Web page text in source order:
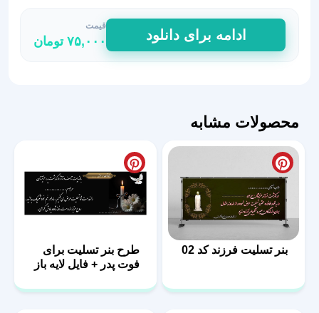
بنر
تسلیت
لایه
طرح
ناکام
عدد
ادامه برای دانلود
قیمت
۷۵,۰۰۰ تومان
محصولات مشابه
بنر تسلیت فرزند کد 02
طرح بنر تسلیت برای
فوت پدر + فایل لایه باز